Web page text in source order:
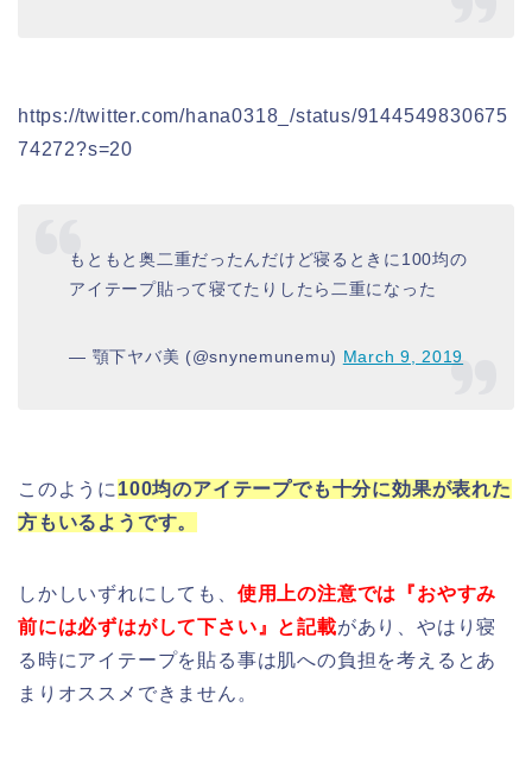
https://twitter.com/hana0318_/status/9144549830675
74272?s=20
もともと奥二重だったんだけど寝るときに100均の
アイテープ貼って寝てたりしたら二重になった
— 顎下ヤバ美 (@snynemunemu) March 9, 2019
このように 100均のアイテープでも十分に効果が表れた
方もいるようです。
しかしいずれにしても、 使用上の注意では『おやすみ
前には必ずはがして下さい』と記載があり、やはり寝
る時にアイテープを貼る事は肌への負担を考えるとあ
まりオススメできません。